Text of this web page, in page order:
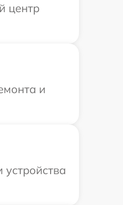
центр
и